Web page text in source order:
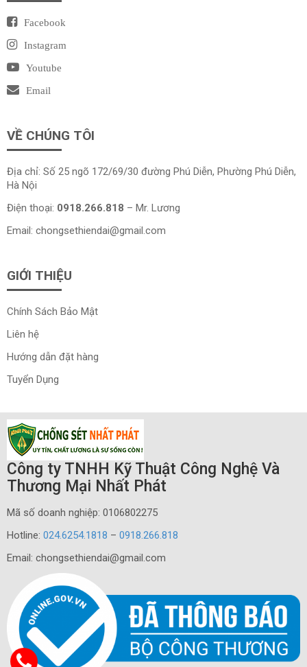
Facebook
Instagram
Youtube
Email
VỀ CHÚNG TÔI
Địa chỉ: Số 25 ngõ 172/69/30 đường Phú Diễn, Phường Phú Diễn,
Hà Nội
Điện thoại: 0918.266.818 – Mr. Lương
Email: chongsethiendai@gmail.com
GIỚI THIỆU
Chính Sách Bảo Mật
Liên hệ
Hướng dẫn đặt hàng
Tuyển Dụng
Công ty TNHH Kỹ Thuật Công Nghệ Và
Thương Mại Nhất Phát
Mã số doanh nghiệp: 0106802275
Hotline: 024.6254.1818 – 0918.266.818
Email: chongsethiendai@gmail.com